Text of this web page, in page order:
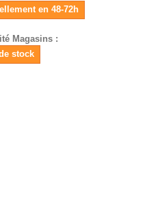
en 48-72h
Magasins :
stock